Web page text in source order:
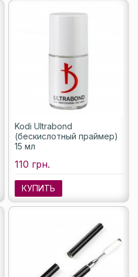
Kodi Ultrabond
(бескислотный праймер)
15 мл
110 грн.
КУПИТЬ